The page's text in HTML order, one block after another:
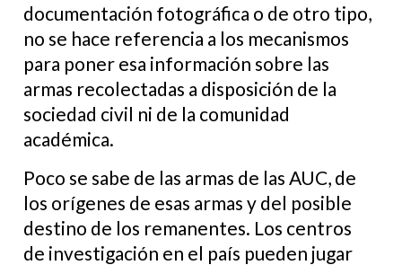
documentación fotográfica o de otro tipo,
no se hace referencia a los mecanismos
para poner esa información sobre las
armas recolectadas a disposición de la
sociedad civil ni de la comunidad
académica.
Poco se sabe de las armas de las AUC, de
los orígenes de esas armas y del posible
destino de los remanentes. Los centros
de investigación en el país pueden jugar